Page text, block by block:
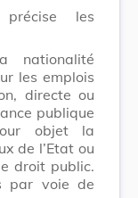
les
nationalité
les emplois
directe ou
publique
objet la
de l’Etat ou
droit public.
par voie de